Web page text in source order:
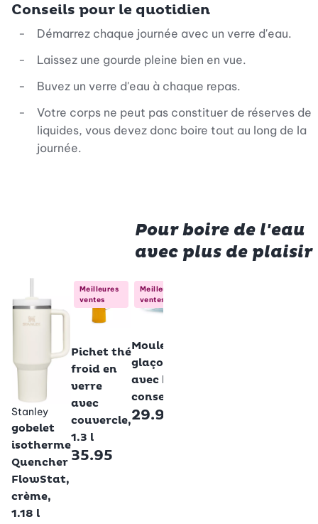
Conseils pour le quotidien
Démarrez chaque journée avec un verre d'eau.
Laissez une gourde pleine bien en vue.
Buvez un verre d'eau à chaque repas.
Votre corps ne peut pas constituer de réserves de
liquides, vous devez donc boire tout au long de la
journée.
Pour boire de l'eau
avec plus de plaisir
Stanley
gobelet
isotherme
Quencher
FlowStat,
crème,
1.18 l
Meilleures
ventes
Betty Bossi
Pichet thé
froid en
verre
avec
couvercle,
1.3 l
35.95
Meilleures
ventes
Moules à
glaçons,
avec boîte de
conservation
29.95